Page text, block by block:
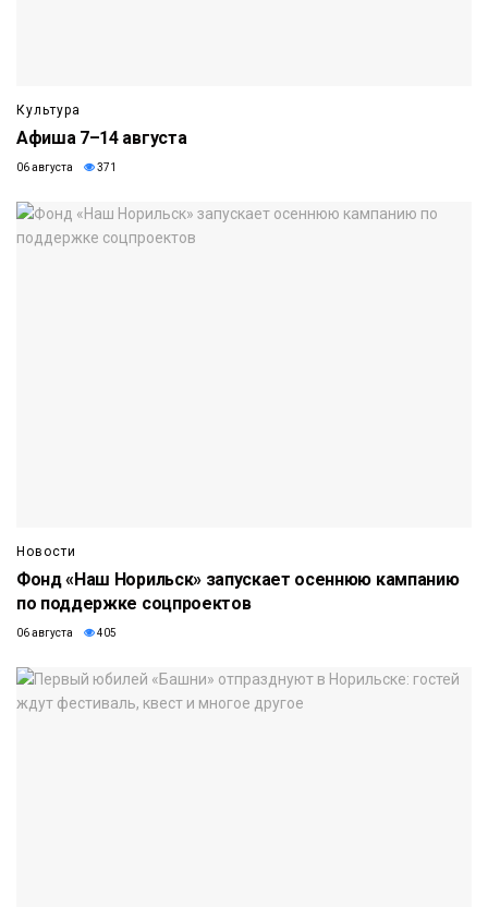
Культура
Афиша 7–14 августа
06 августа 371
Новости
Фонд «Наш Норильск» запускает осеннюю кампанию
по поддержке соцпроектов
06 августа 405